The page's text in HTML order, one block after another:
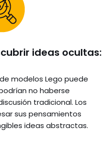
ideas ocultas:
modelos Lego puede
no haberse
tradicional. Los
sus pensamientos
ideas abstractas.